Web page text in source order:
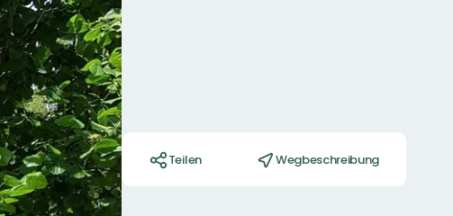
Aktionen
Teilen Wegbeschreibung